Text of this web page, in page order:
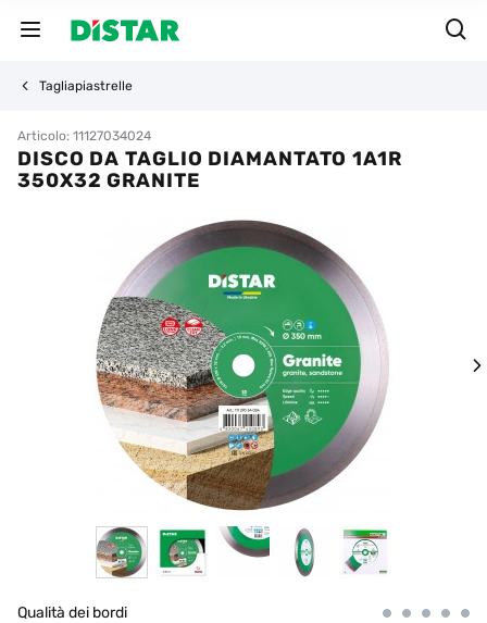
Tagliapiastrelle
Articolo: 11127034024
DISCO DA TAGLIO DIAMANTATO 1A1R
350X32 GRANITE
Qualità dei bordi